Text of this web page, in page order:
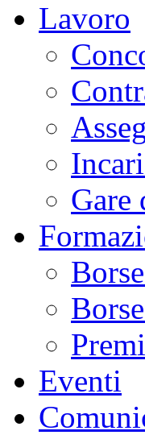
Lavoro
Gare
Eventi